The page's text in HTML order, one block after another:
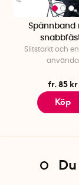
Spännband
Slitstarkt och
använda
fr. 85 kr
Köp